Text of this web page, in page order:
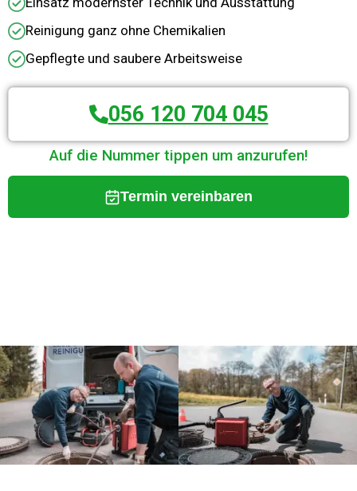
Reinigung ganz ohne Chemikalien
Gepflegte und saubere Arbeitsweise
056 120 704 045
Auf die Nummer tippen um anzurufen!
Termin vereinbaren